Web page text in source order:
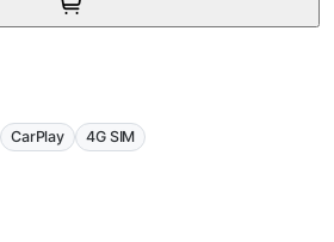
CarPlay 4G SIM